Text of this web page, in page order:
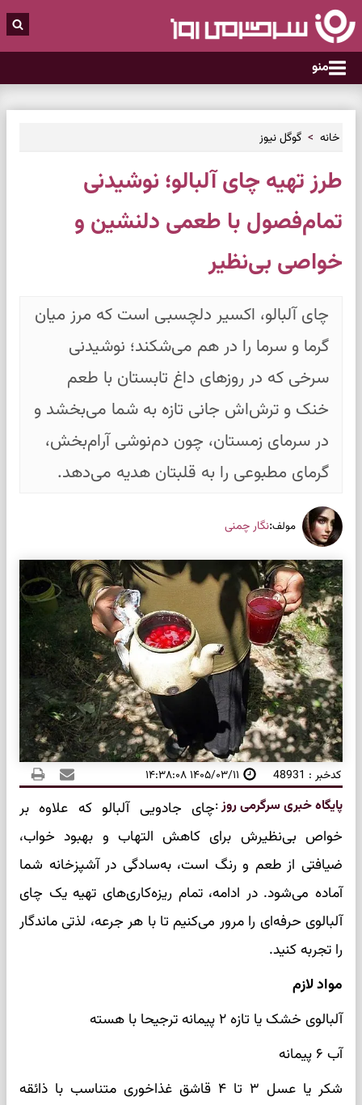
منو
خانه گوگل نیوز
طرز تهیه چای آلبالو؛ نوشیدنی
تمام‌فصول با طعمی دلنشین و
خواصی بی‌نظیر
چای آلبالو، اکسیر دلچسبی است که مرز میان
گرما و سرما را در هم می‌شکند؛ نوشیدنی
سرخی که در روزهای داغ تابستان با طعم
خنک و ترش‌اش جانی تازه به شما می‌بخشد و
در سرمای زمستان، چون دم‌نوشی آرام‌بخش،
گرمای مطبوعی را به قلبتان هدیه می‌دهد.
مولف:نگار چمنی
کدخبر : 48931 ۱۴۰۵/۰۳/۱۱ ۱۴:۳۸:۰۸
پایگاه خبری سرگرمی روز:چای جادویی آلبالو که علاوه بر
خواص بی‌نظیرش برای کاهش التهاب و بهبود خواب،
ضیافتی از طعم و رنگ است، به‌سادگی در آشپزخانه شما
آماده می‌شود. در ادامه، تمام ریزه‌کاری‌های تهیه یک چای
آلبالوی حرفه‌ای را مرور می‌کنیم تا با هر جرعه، لذتی ماندگار
را تجربه کنید.
مواد لازم
آلبالوی خشک یا تازه ۲ پیمانه ترجیحا با هسته
آب ۶ پیمانه
شکر یا عسل ۳ تا ۴ قاشق غذاخوری متناسب با ذائقه